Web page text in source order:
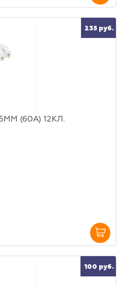
235 руб.
(60А) 12КЛ.
100 руб.